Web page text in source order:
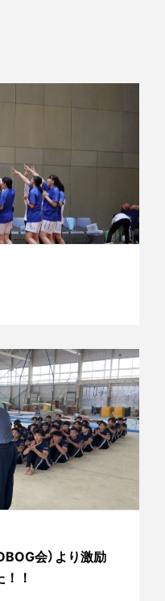
会）より激励
！